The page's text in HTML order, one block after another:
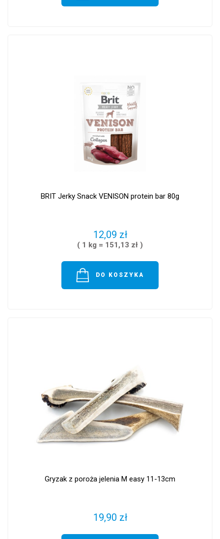
BRIT Jerky Snack VENISON protein bar 80g
12,09 zł
( 1 kg = 151,13 zł )
DO KOSZYKA
Gryzak z poroża jelenia M easy 11-13cm
19,90 zł